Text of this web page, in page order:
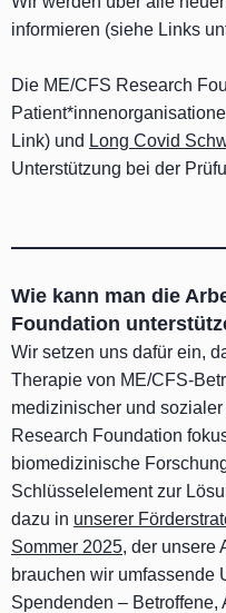
informieren (siehe Links
Die ME/CFS Research
Link) und Long Covid
Unterstützung bei der
Wie kann man die
Foundation
Wir setzen uns dafür ein,
Therapie von ME/CFS-
medizinischer und
Research Foundation
biomedizinische
Schlüsselelement zur
dazu in unserer
Sommer 2025, der unsere
brauchen wir umfassende
Spendenden –